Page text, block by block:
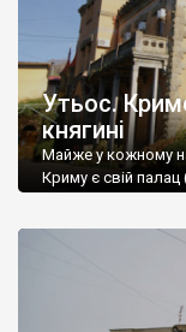
Утьос.
княгині
Майже у кожному
Криму є свій палац